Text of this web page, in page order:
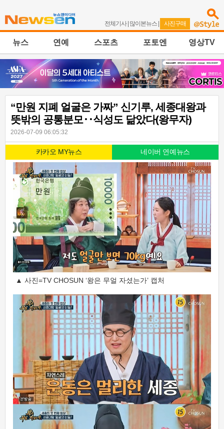
전체기사| 많이본뉴스 | 사진구매
뉴스 연예 스포츠 포토엔 영상TV
“만원 지폐 얼굴은 가짜” 신기루, 세종대왕과
뜻밖의 공통분모‥식성도 닮았다(왕무자)
2026-07-09 06:05:32
카카오 MY뉴스 네이버 연예뉴스
▲ 사진=TV CHOSUN ‘왕은 무얼 자셨는가’ 캡처